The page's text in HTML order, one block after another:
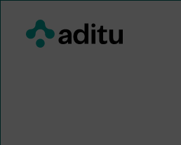
contenido